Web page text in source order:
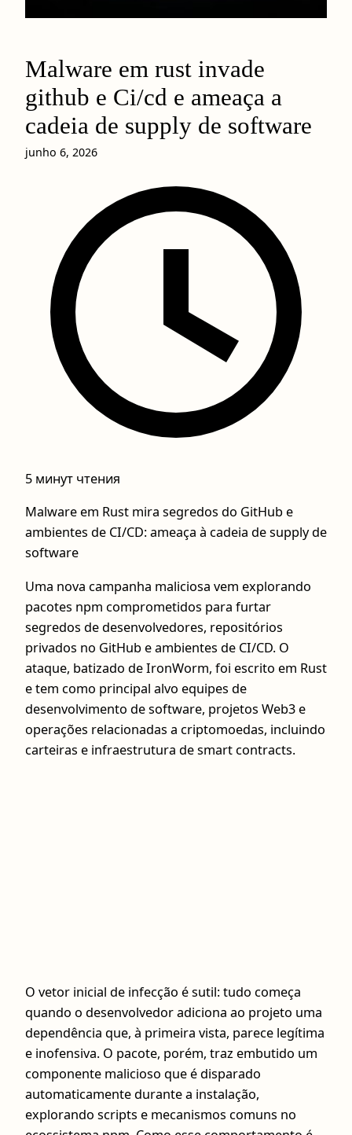
Malware em rust invade
github e Ci/cd e ameaça a
cadeia de supply de software
junho 6, 2026
5 минут чтения
Malware em Rust mira segredos do GitHub e
ambientes de CI/CD: ameaça à cadeia de supply de
software
Uma nova campanha maliciosa vem explorando
pacotes npm comprometidos para furtar
segredos de desenvolvedores, repositórios
privados no GitHub e ambientes de CI/CD. O
ataque, batizado de IronWorm, foi escrito em Rust
e tem como principal alvo equipes de
desenvolvimento de software, projetos Web3 e
operações relacionadas a criptomoedas, incluindo
carteiras e infraestrutura de smart contracts.
O vetor inicial de infecção é sutil: tudo começa
quando o desenvolvedor adiciona ao projeto uma
dependência que, à primeira vista, parece legítima
e inofensiva. O pacote, porém, traz embutido um
componente malicioso que é disparado
automaticamente durante a instalação,
explorando scripts e mecanismos comuns no